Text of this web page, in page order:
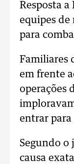
Resposta a
equipes de
para
Familiares
em frente
operações
entrar para
Segundo o
causa